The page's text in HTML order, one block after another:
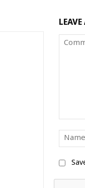
LEAVE